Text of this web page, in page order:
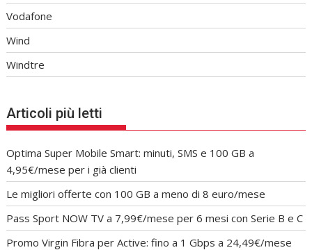
Vodafone
Wind
Windtre
Articoli più letti
Optima Super Mobile Smart: minuti, SMS e 100 GB a
4,95€/mese per i già clienti
Le migliori offerte con 100 GB a meno di 8 euro/mese
Pass Sport NOW TV a 7,99€/mese per 6 mesi con Serie B e C
Promo Virgin Fibra per Active: fino a 1 Gbps a 24,49€/mese